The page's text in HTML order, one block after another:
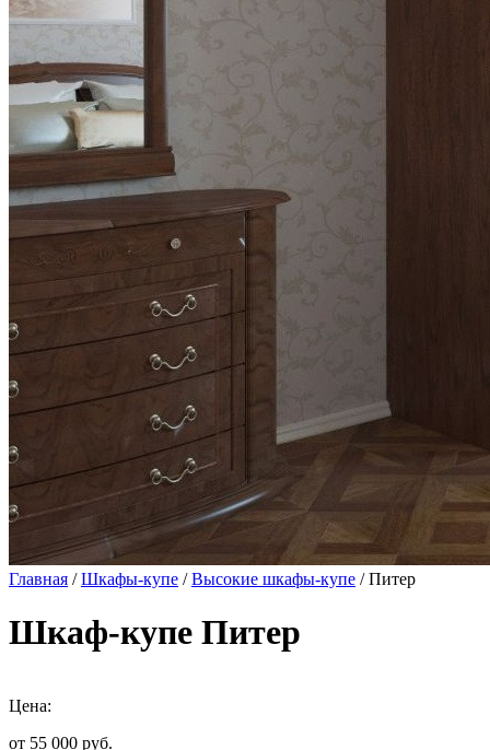
Главная /Шкафы-купе /Высокие шкафы-купе / Питер
Шкаф-купе Питер
Цена:
от 55 000 руб.